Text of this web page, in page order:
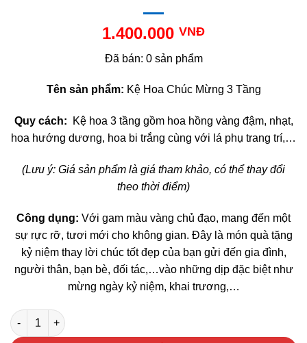
1.400.000 VNĐ
Đã bán: 0 sản phẩm
Tên sản phẩm: Kệ Hoa Chúc Mừng 3 Tầng
Quy cách:
Kệ hoa 3 tầng gồm hoa hồng vàng đậm, nhạt,
hoa hướng dương, hoa bi trắng cùng với lá phụ trang trí,…
(Lưu ý: Giá sản phẩm là giá tham khảo, có thể thay đổi
theo thời điểm)
Công dụng: Với gam màu vàng chủ đạo, mang đến một
sự rực rỡ, tươi mới cho không gian. Đây là món quà tặng
kỷ niệm thay lời chúc tốt đẹp của bạn gửi đến gia đình,
người thân, bạn bè, đối tác,…vào những dịp đặc biệt như
mừng ngày kỷ niệm, khai trương,…
Kệ Hoa Chúc Mừng 3 Tầng số lượng